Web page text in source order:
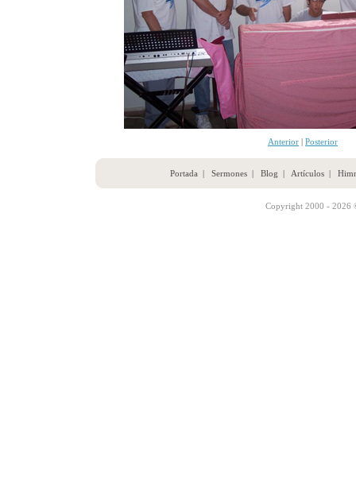
Anterior | Posterior
Portada | Sermones| Blog | Artículos|
Copyright 2000 - 2026